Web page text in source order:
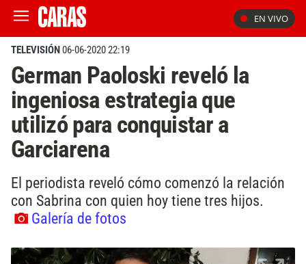
EN VIVO
TELEVISIÓN06-06-2020 22:19
German Paoloski reveló la
ingeniosa estrategia que
utilizó para conquistar a
Garciarena
El periodista reveló cómo comenzó la relación
con Sabrina con quien hoy tiene tres hijos.
Galería de fotos